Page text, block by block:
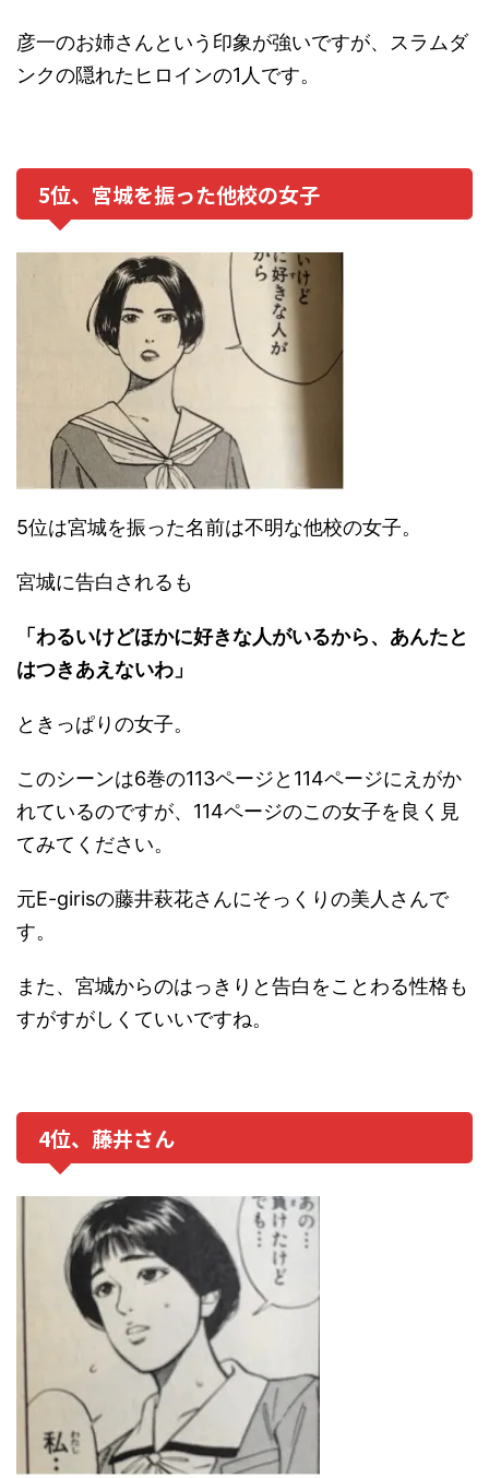
彦一のお姉さんという印象が強いですが、スラムダ
ンクの隠れたヒロインの1人です。
5位、宮城を振った他校の女子
5位は宮城を振った名前は不明な他校の女子。
宮城に告白されるも
「わるいけどほかに好きな人がいるから、あんたと
はつきあえないわ」
ときっぱりの女子。
このシーンは6巻の113ページと114ページにえがか
れているのですが、114ページのこの女子を良く見
てみてください。
元E-girisの藤井萩花さんにそっくりの美人さんで
す。
また、宮城からのはっきりと告白をことわる性格も
すがすがしくていいですね。
4位、藤井さん